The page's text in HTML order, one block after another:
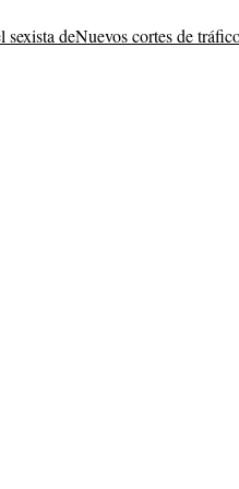
sexista deNuevos cortes de